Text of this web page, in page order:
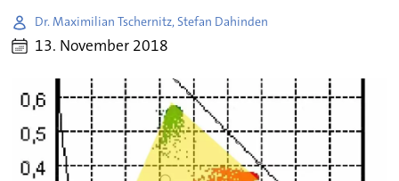
Dr. Maximilian Tschernitz, Stefan Dahinden
13. November 2018